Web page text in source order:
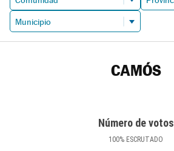
CAMÓS
Número de votos
100% ESCRUTADO